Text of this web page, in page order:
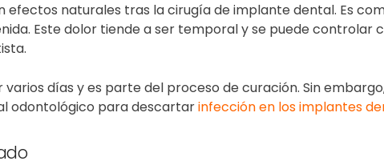
efectos naturales tras lacirugía de implante dental. Es
Este dolor tiende a ser temporal y se puede
días y es parte del proceso de curación. Sin
odontológico para descartarinfección en los implantes